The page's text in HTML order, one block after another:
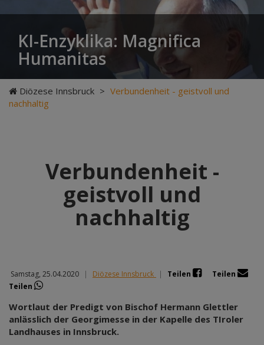
KI-Enzyklika: Magnifica
Humanitas
Diözese Innsbruck > Verbundenheit - geistvoll und
nachhaltig
Verbundenheit -
geistvoll und
nachhaltig
Samstag, 25.04.2020 | Diözese Innsbruck | Teilen
Teilen
Teilen
Wortlaut der Predigt von Bischof Hermann Glettler
anlässlich der Georgimesse in der Kapelle des TIroler
Landhauses in Innsbruck.